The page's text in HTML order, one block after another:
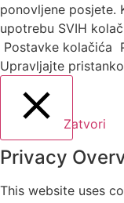
ponovljene posjete.
upotrebu SVIH
Postavke kolačića
Upravljajte
Zatvori
Privacy
This website uses